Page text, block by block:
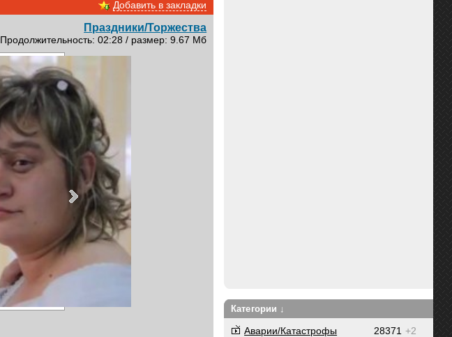
Добавить в закладки
Праздники/Торжества
Продолжительность: 02:28 / размер: 9.67 Мб
Категории ↓
+2
28371
Аварии/Катастрофы